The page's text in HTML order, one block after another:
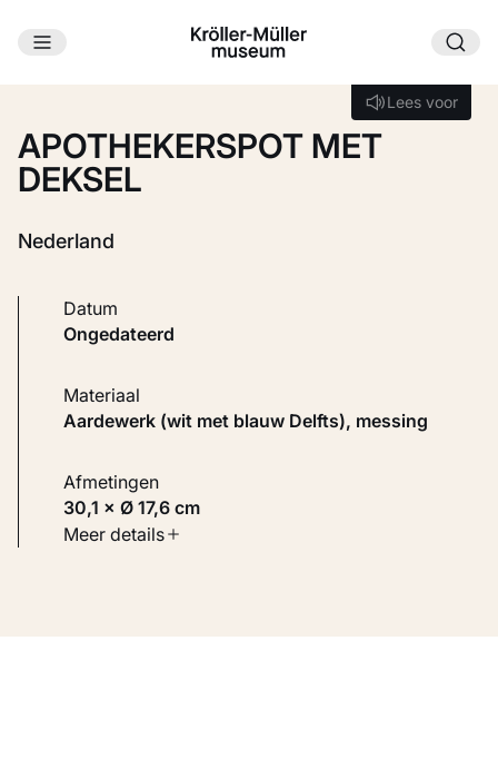
Ga naar hoofdinhoud
Lees voor
Lees voor
APOTHEKERSPOT MET
DEKSEL
Nederland
Datum
ongedateerd
Materiaal
Aardewerk (wit met blauw Delfts), messing
Afmetingen
30,1 × Ø 17,6 cm
Soort werk
Meer details